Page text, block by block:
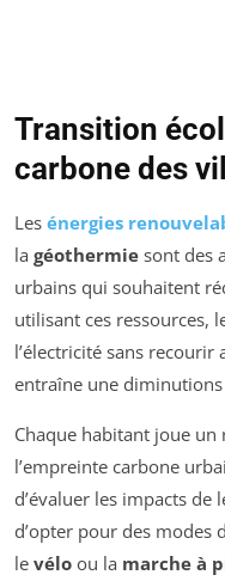
Transition
carbone des
Les énergies
la géothermie sont des
urbains qui souhaitent
utilisant ces ressources,
l’électricité sans
entraîne une
Chaque habitant joue
l’empreinte carbone
d’évaluer les impacts
d’opter pour des modes
le vélo ou la marche à